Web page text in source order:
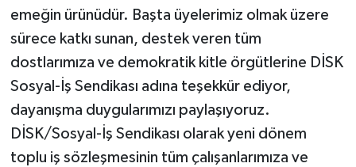
emeğin ürünüdür. Başta üyelerimiz olmak üzere
sürece katkı sunan, destek veren tüm
dostlarımıza ve demokratik kitle örgütlerine DİSK
Sosyal-İş Sendikası adına teşekkür ediyor,
dayanışma duygularımızı paylaşıyoruz.
DİSK/Sosyal-İş Sendikası olarak yeni dönem
toplu iş sözleşmesinin tüm çalışanlarımıza ve